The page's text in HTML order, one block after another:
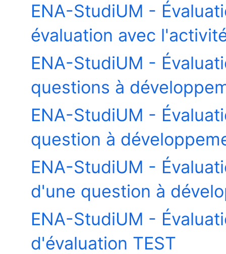
ENA-StudiUM -
évaluation avec
ENA-StudiUM -
questions à
ENA-StudiUM -
question à
ENA-StudiUM -
d'une question à
ENA-StudiUM -
d'évaluation TEST